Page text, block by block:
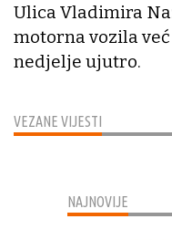
VEZANE VIJESTI
Ulica Vladimira
motorna vozila
nedjelje ujutro.
NAJNOVIJE